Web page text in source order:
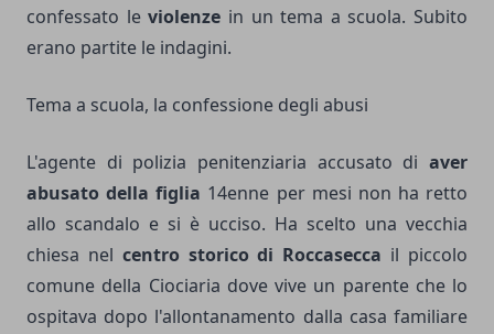
confessato leviolenze in un tema a scuola. Subito
erano partite le indagini.
Tema a scuola, la confessione degli abusi
L'agente di polizia penitenziaria accusato di aver
abusato della figlia 14enne per mesi non ha retto
allo scandalo e si è ucciso. Ha scelto una vecchia
chiesa nel centro storico di Roccasecca il piccolo
comune della Ciociaria dove vive un parente che lo
ospitava dopo l'allontanamento dalla casa familiare